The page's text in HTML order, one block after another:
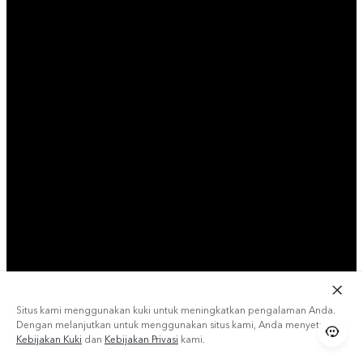
Situs kami menggunakan kuki untuk meningkatkan pengalaman Anda.
Dengan melanjutkan untuk menggunakan situs kami, Anda menyetujui
Kebijakan Kuki dan Kebijakan Privasi kami.